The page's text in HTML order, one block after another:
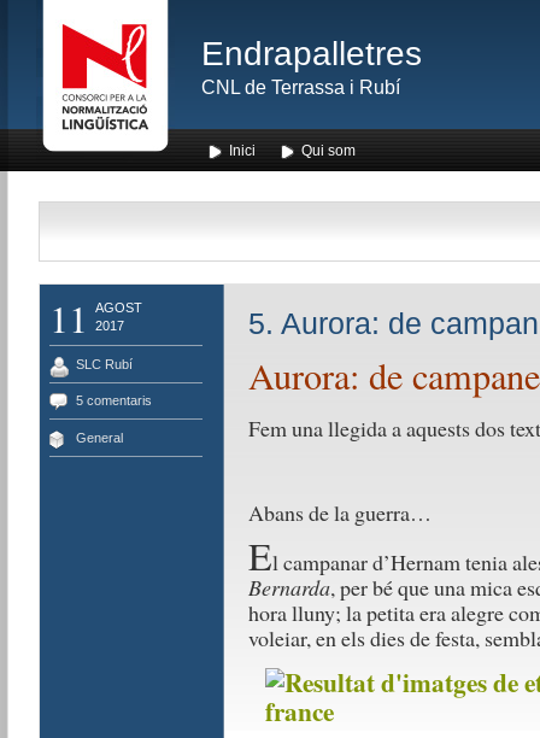
Endrapalletres
CNL de Terrassa i Rubí
Inici Qui som
11
AGOST
2017
SLC Rubí
5 comentaris
General
5. Aurora: de
Aurora: de
Fem una llegida a aquests dos
Abans de la guerra…
El campanar d’Hernam tenia
Bernarda, per bé que una mica
hora lluny; la petita era alegre
voleiar, en els dies de festa,